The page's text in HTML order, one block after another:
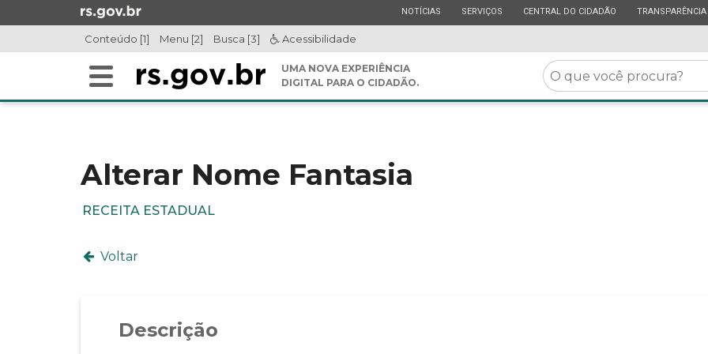
para
para
ESTADO
NOTÍCIAS ESTADO
SERVIÇOS ESTADO
CENTRAL DO CIDADÃO ESTADO
TRANSPARÊNCIA
Conteúdo [1] Menu [2] Busca [3] Acessibilidade
Alterna
UMA NOVA EXPERIÊNCIA
DIGITAL PARA O CIDADÃO.
O
que
você
Alterar Nome Fantasia
RECEITA ESTADUAL
Voltar
Descrição